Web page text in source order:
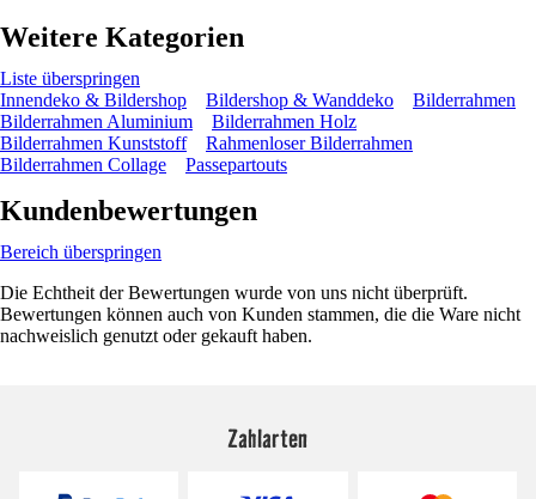
Weitere Kategorien
Liste überspringen
Innendeko & Bildershop
Bildershop & Wanddeko
Bilderrahmen
Bilderrahmen Aluminium
Bilderrahmen Holz
Bilderrahmen Kunststoff
Rahmenloser Bilderrahmen
Bilderrahmen Collage
Passepartouts
Kundenbewertungen
Bereich überspringen
Die Echtheit der Bewertungen wurde von uns nicht überprüft.
Bewertungen können auch von Kunden stammen, die die Ware nicht
nachweislich genutzt oder gekauft haben.
Zahlarten